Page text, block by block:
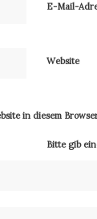
E-Mail-
Website
in diesem
Bitte gib